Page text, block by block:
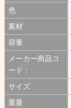
色
素材
容量
メーカー商品コ
ード：
サイズ
重量